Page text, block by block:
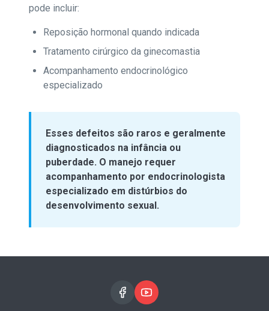
pode incluir:
Reposição hormonal quando indicada
Tratamento cirúrgico da ginecomastia
Acompanhamento endocrinológico
especializado
Esses defeitos são raros e geralmente
diagnosticados na infância ou
puberdade. O manejo requer
acompanhamento por endocrinologista
especializado em distúrbios do
desenvolvimento sexual.